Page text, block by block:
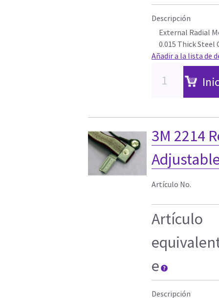
Descripción
External Radial
0.015 Thick Steel
Añadir a la lista de
3M 2214
Artículo No.
Artículo
e
Descripción